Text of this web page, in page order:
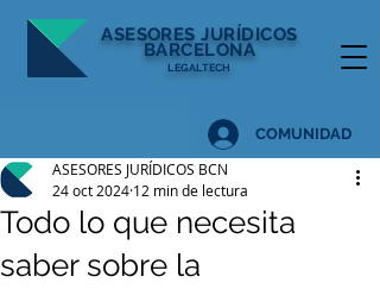
ASESORESJURÍDICOS
BARCELONA
LEGALTECH
COMUNIDAD
Todo lo que necesita
saber sobre la
ASESORES JURÍDICOS BCN
24 oct 2024 12 min de lectura